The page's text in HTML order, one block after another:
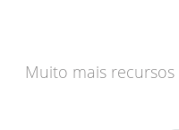
Muito mais